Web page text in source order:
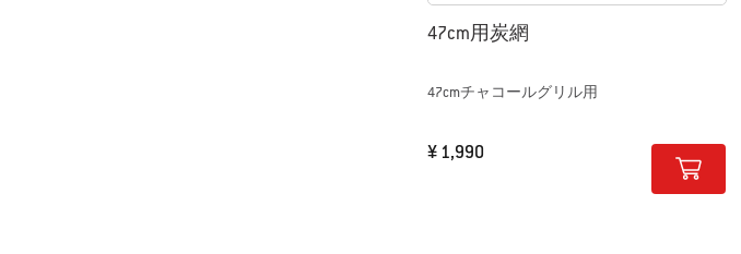
47cm用炭網
47cmチャコールグリル用
¥ 1,990